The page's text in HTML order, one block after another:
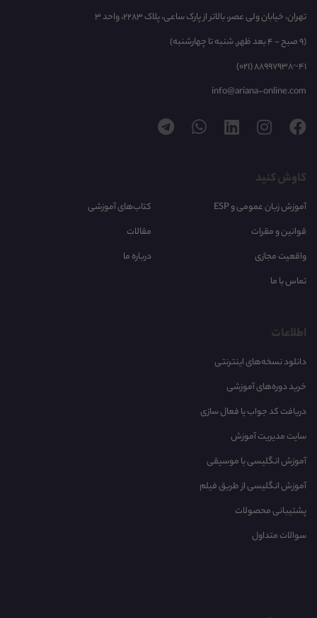
تهران، خیابان ولی عصر، بالاتر از پارک ساعی، پلاک 2283، واحد 3
(9 صبح - 4 بعد ظهر, شنبه تا چهارشنبه)
(021) 88997938~41
info@ariana-online.com
کاوش کنید
آموزش زبان عمومی و ESP
کتاب‌های آموزشی
قوانین و مقرات
مقالات
واقعیت مجازی
درباره ما
تماس با ما
اطلاعات
دانلود نسخه‌های اینترنتی
خرید دوره‌های آموزشی
دریافت کد جواب یا فعال سازی
سایت مدیریت آموزش
آموزش انگلیسی با موسیقی‌
آموزش انگلیسی از طریق فیلم
پشتیبانی محصولات
سوالات متداول